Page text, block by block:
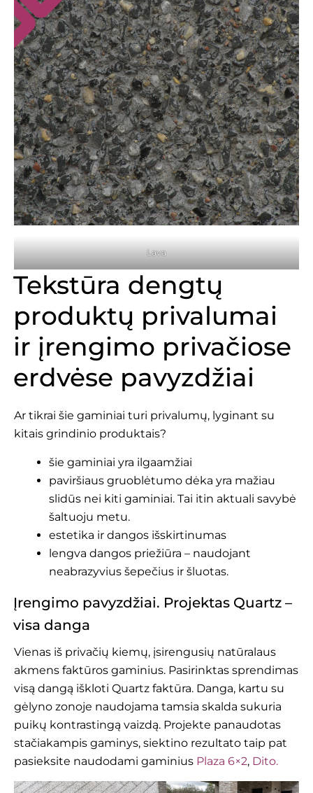
Lava
Tekstūra dengtų
produktų privalumai
ir įrengimo privačiose
erdvėse pavyzdžiai
Ar tikrai šie gaminiai turi privalumų, lyginant su
kitais grindinio produktais?
šie gaminiai yra ilgaamžiai
paviršiaus gruoblėtumo dėka yra mažiau
slidūs nei kiti gaminiai. Tai itin aktuali savybė
šaltuoju metu.
estetika ir dangos išskirtinumas
lengva dangos priežiūra – naudojant
neabrazyvius šepečius ir šluotas.
Įrengimo pavyzdžiai. Projektas Quartz –
visa danga
Vienas iš privačių kiemų, įsirengusių natūralaus
akmens faktūros gaminius. Pasirinktas sprendimas
visą dangą iškloti Quartz faktūra. Danga, kartu su
gėlyno zonoje naudojama tamsia skalda sukuria
puikų kontrastingą vaizdą. Projekte panaudotas
stačiakampis gaminys, siektino rezultato taip pat
pasieksite naudodami gaminius Plaza 6×2, Dito.